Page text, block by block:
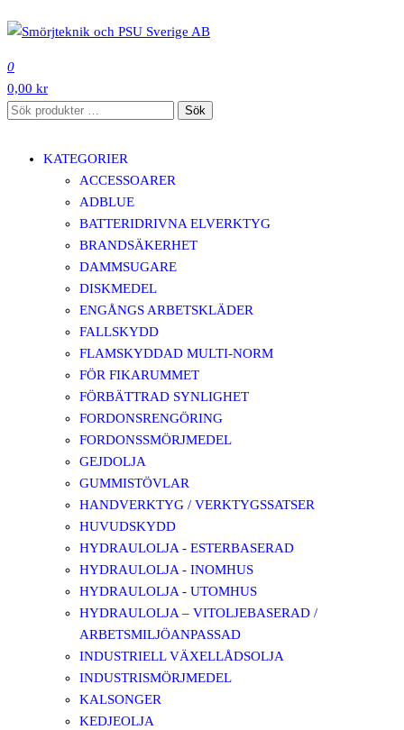
till
innehåll
0
0,00 kr
Sök
Sök
KATEGORIER
ACCESSOARER
ADBLUE
BATTERIDRIVNA ELVERKTYG
BRANDSÄKERHET
DAMMSUGARE
DISKMEDEL
ENGÅNGS ARBETSKLÄDER
FALLSKYDD
FLAMSKYDDAD MULTI-NORM
FÖR FIKARUMMET
FÖRBÄTTRAD SYNLIGHET
FORDONSRENGÖRING
FORDONSSMÖRJMEDEL
GEJDOLJA
GUMMISTÖVLAR
HANDVERKTYG / VERKTYGSSATSER
HUVUDSKYDD
HYDRAULOLJA - ESTERBASERAD
HYDRAULOLJA - INOMHUS
HYDRAULOLJA - UTOMHUS
HYDRAULOLJA – VITOLJEBASERAD /
ARBETSMILJÖANPASSAD
INDUSTRIELL VÄXELLÅDSOLJA
INDUSTRISMÖRJMEDEL
KALSONGER
KEDJEOLJA